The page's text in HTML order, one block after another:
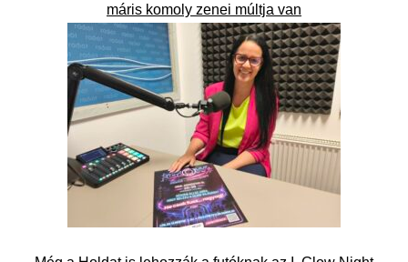
máris komoly zenei múltja van